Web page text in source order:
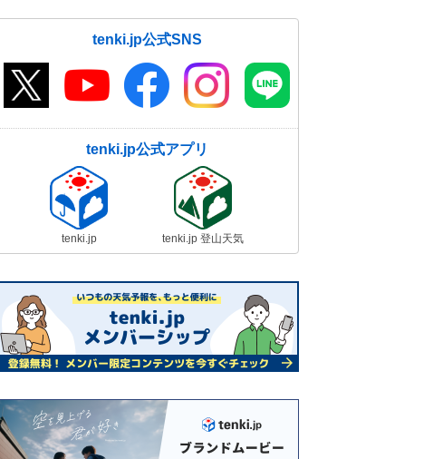
tenki.jp公式SNS
tenki.jp公式アプリ
tenki.jp tenki.jp 登山天気